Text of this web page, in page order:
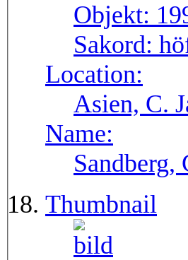
Objekt:
Sakord:
Location:
Asien, C.
Name:
Sandberg,
Thumbnail